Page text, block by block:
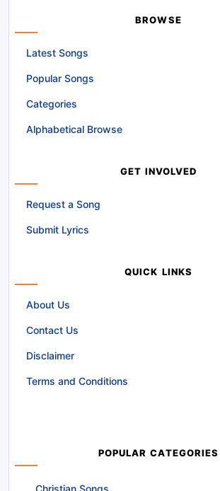
BROWSE
Latest Songs
Popular Songs
Categories
Alphabetical Browse
GET INVOLVED
Request a Song
Submit Lyrics
QUICK LINKS
About Us
Contact Us
Disclaimer
Terms and Conditions
POPULAR CATEGORIES
Christian Songs